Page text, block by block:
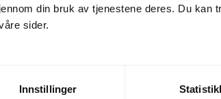
din bruk av tjenestene deres. Du kan
sider.
Innstillinger